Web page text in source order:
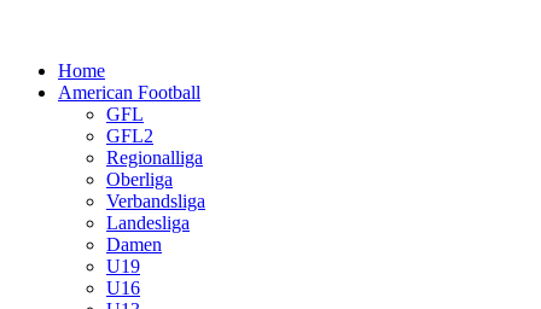
Home
American Football
GFL
GFL2
Regionalliga
Oberliga
Verbandsliga
Landesliga
Damen
U19
U16